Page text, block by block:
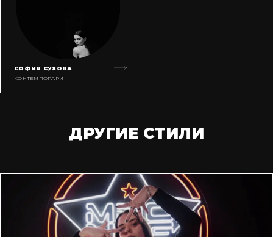
СОФИЯ СУХОВА
КОНТЕМПОРАРИ
ДРУГИЕ СТИЛИ